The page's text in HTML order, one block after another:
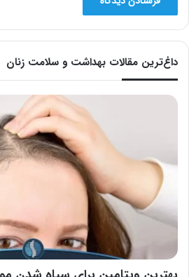
داغ‌ترین مقالات بهداشت و سلامت زنان